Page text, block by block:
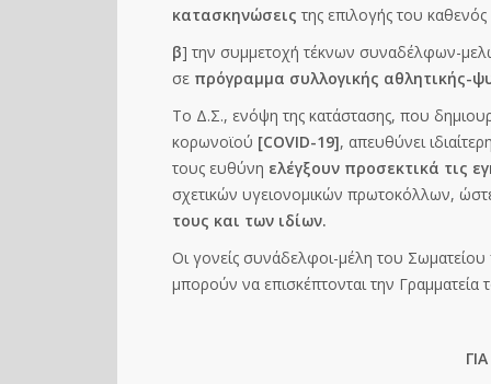
κατασκηνώσεις της επιλογής του
β] την συμμετοχή τέκνων συναδέλφων-
σε πρόγραμμα συλλογικής αθλητικής-
Το Δ.Σ., ενόψη της κατάστασης, που
κορωνοϊού [COVID-19], απευθύνει
τους ευθύνη ελέγξουν προσεκτικά τις
σχετικών υγειονομικών πρωτοκόλλων,
τους και των ιδίων.
Οι γονείς συνάδελφοι-μέλη του
μπορούν να επισκέπτονται την